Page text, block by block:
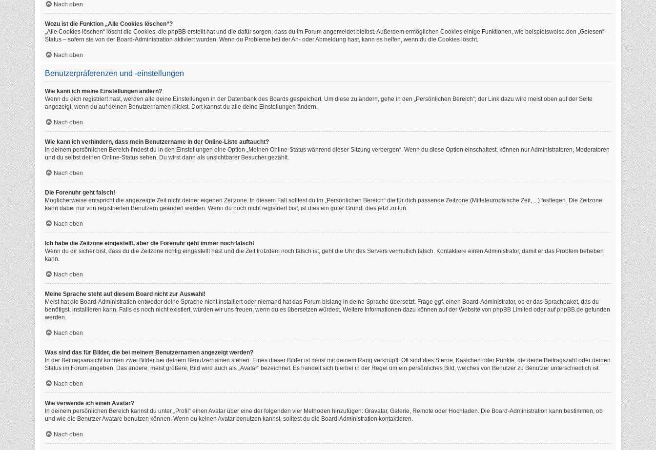
Nach oben
Wozu ist die Funktion „Alle Cookies löschen“?
„Alle Cookies löschen“ löscht die Cookies, die phpBB erstellt hat und die dafür sorgen, dass du im Forum angemeldet bleibst. Außerdem ermöglichen Cookies einige Funktionen, wie beispielsweise den „Gelesen“-
Status – sofern sie von der Board-Administration aktiviert wurden. Wenn du Probleme bei der An- oder Abmeldung hast, kann es helfen, wenn du die Cookies löscht.
Nach oben
Benutzerpräferenzen und -einstellungen
Wie kann ich meine Einstellungen ändern?
Wenn du dich registriert hast, werden alle deine Einstellungen in der Datenbank des Boards gespeichert. Um diese zu ändern, gehe in den „Persönlichen Bereich“; der Link dazu wird meist oben auf der Seite
angezeigt, wenn du auf deinen Benutzernamen klickst. Dort kannst du alle deine Einstellungen ändern.
Nach oben
Wie kann ich verhindern, dass mein Benutzername in der Online-Liste auftaucht?
In deinem persönlichen Bereich findest du in den Einstellungen eine Option „Meinen Online-Status während dieser Sitzung verbergen“. Wenn du diese Option einschaltest, können nur Administratoren, Moderatoren
und du selbst deinen Online-Status sehen. Du wirst dann als unsichtbarer Besucher gezählt.
Nach oben
Die Forenuhr geht falsch!
Möglicherweise entspricht die angezeigte Zeit nicht deiner eigenen Zeitzone. In diesem Fall solltest du im „Persönlichen Bereich“ die für dich passende Zeitzone (Mitteleuropäische Zeit, ...) festlegen. Die Zeitzone
kann dabei nur von registrierten Benutzern geändert werden. Wenn du noch nicht registriert bist, ist dies ein guter Grund, dies jetzt zu tun.
Nach oben
Ich habe die Zeitzone eingestellt, aber die Forenuhr geht immer noch falsch!
Wenn du dir sicher bist, dass du die Zeitzone richtig eingestellt hast und die Zeit trotzdem noch falsch ist, geht die Uhr des Servers vermutlich falsch. Kontaktiere einen Administrator, damit er das Problem beheben
kann.
Nach oben
Meine Sprache steht auf diesem Board nicht zur Auswahl!
Meist hat die Board-Administration entweder deine Sprache nicht installiert oder niemand hat das Forum bislang in deine Sprache übersetzt. Frage ggf. einen Board-Administrator, ob er das Sprachpaket, das du
benötigst, installieren kann. Falls es noch nicht existiert, würden wir uns freuen, wenn du es übersetzen würdest. Weitere Informationen dazu können auf der Website von phpBB Limited oder aufphpBB.de gefunden
werden.
Nach oben
Was sind das für Bilder, die bei meinem Benutzernamen angezeigt werden?
In der Beitragsansicht können zwei Bilder bei deinem Benutzernamen stehen. Eines dieser Bilder ist meist mit deinem Rang verknüpft: Oft sind dies Sterne, Kästchen oder Punkte, die deine Beitragszahl oder deinen
Status im Forum angeben. Das andere, meist größere, Bild wird auch als „Avatar“ bezeichnet. Es handelt sich hierbei in der Regel um ein persönliches Bild, welches von Benutzer zu Benutzer unterschiedlich ist.
Nach oben
Wie verwende ich einen Avatar?
In deinem persönlichen Bereich kannst du unter „Profil“ einen Avatar über eine der folgenden vier Methoden hinzufügen: Gravatar, Galerie, Remote oder Hochladen. Die Board-Administration kann bestimmen, ob
und wie die Benutzer Avatare benutzen können. Wenn du keinen Avatar benutzen kannst, solltest du die Board-Administration kontaktieren.
Nach oben